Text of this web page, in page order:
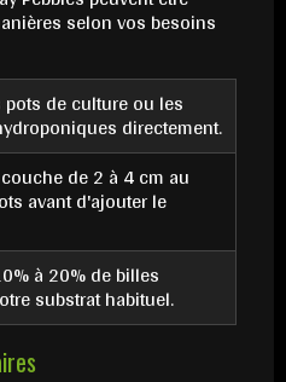
selon vos besoins
pots de culture ou les
directement.
de 2 à 4 cm au
avant d'ajouter le
à 20% de billes
substrat habituel.